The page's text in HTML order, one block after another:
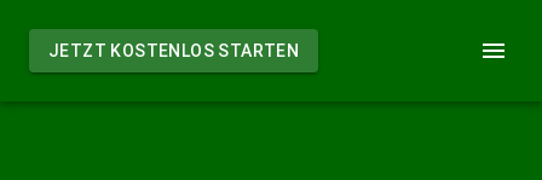
JETZT KOSTENLOS STARTEN